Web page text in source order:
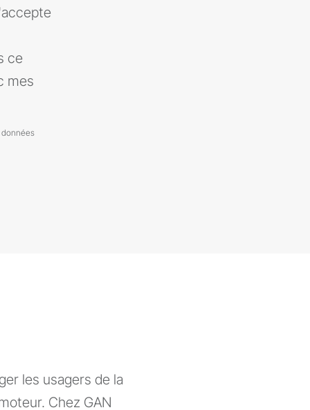
ce
mes
données
les usagers de la
Chez GAN